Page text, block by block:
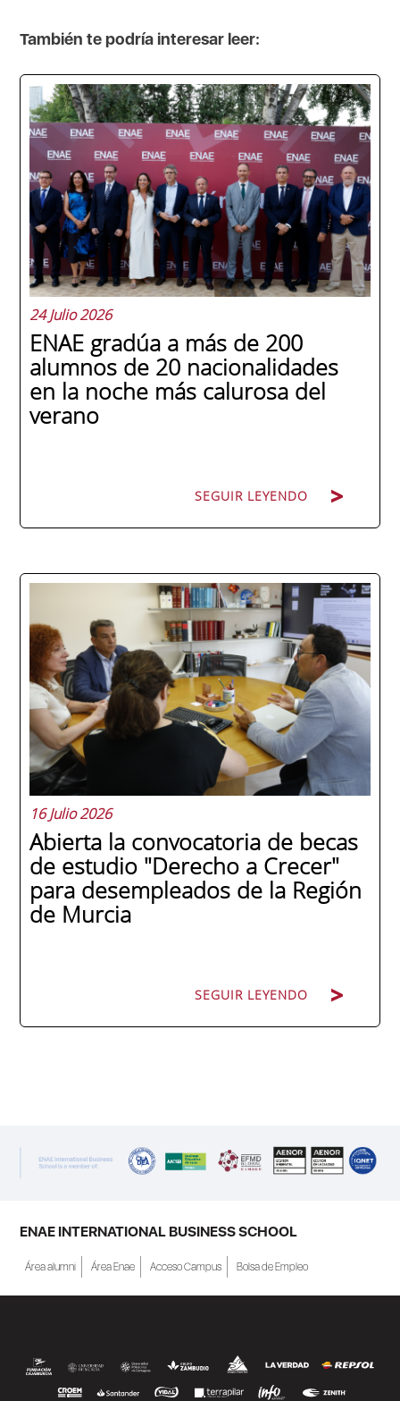
También te podría interesar leer:
24 Julio 2026
ENAE gradúa a más de 200
alumnos de 20 nacionalidades
en la noche más calurosa del
verano
SEGUIR LEYENDO
La promoción 2025/2026 de ENAE Business
School se convirtió en una de las más
internacionales de la historia de la escuela
en una ceremonia celebrada en Murcia
con 44 grados y más de 600 asistentes.
Ricardo Navarro, vicepresidente senior de
Generac Power Systems en Estados Unidos
y antiguo alumno...
16 Julio 2026
Abierta la convocatoria de becas
de estudio "Derecho a Crecer"
para desempleados de la Región
de Murcia
SEGUIR LEYENDO
a Crecer". El programa está dirigido a
personas inscritas como demandantes de
becas de estudio parciales (50%), además
de al menos una beca...
ENAE INTERNATIONAL BUSINESS SCHOOL
Área alumni Área Enae Acceso Campus Bolsa de Empleo